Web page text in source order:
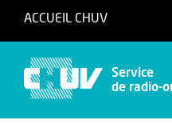
ACCUEIL CHUV
Service
de radio-